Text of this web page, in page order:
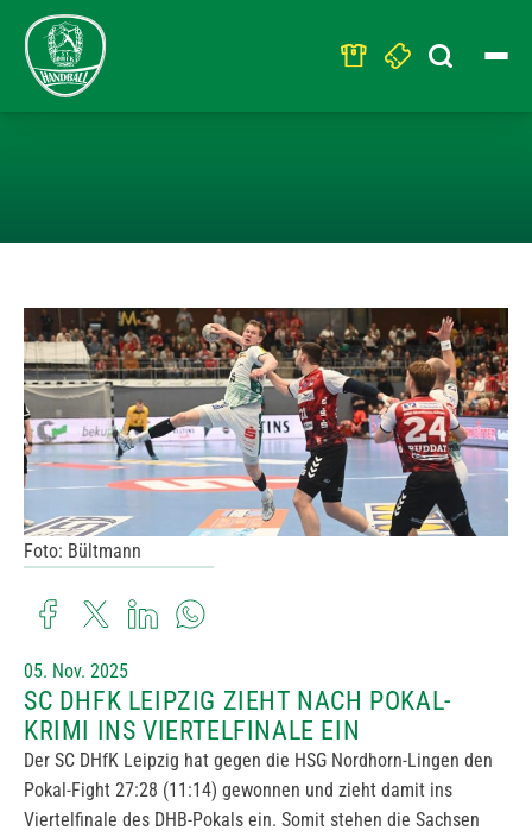
Search
for:
Foto: Bültmann
05. Nov. 2025
SC DHFK LEIPZIG ZIEHT NACH POKAL-
KRIMI INS VIERTELFINALE EIN
Der SC DHfK Leipzig hat gegen die HSG Nordhorn-Lingen den
Pokal-Fight 27:28 (11:14) gewonnen und zieht damit ins
Viertelfinale des DHB-Pokals ein. Somit stehen die Sachsen